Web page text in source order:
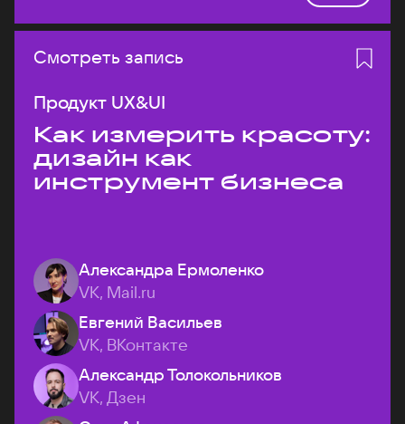
Смотреть запись
Продукт UX&UI
Как измерить красоту:
дизайн как
инструмент бизнеса
Александра Ермоленко
VK, Mail.ru
Евгений Васильев
VK, ВКонтакте
Александр Толокольников
VK, Дзен